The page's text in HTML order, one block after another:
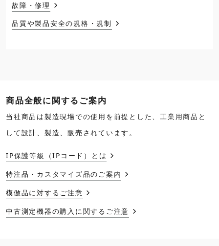
故障・修理
品質や製品安全の規格・規制
商品全般に関するご案内
当社商品は製造現場での使用を前提とした、工業用商品と
して設計、製造、販売されています。
IP保護等級（IPコード）とは
特注品・カスタマイズ品のご案内
模倣品に対するご注意
中古測定機器の購入に関するご注意